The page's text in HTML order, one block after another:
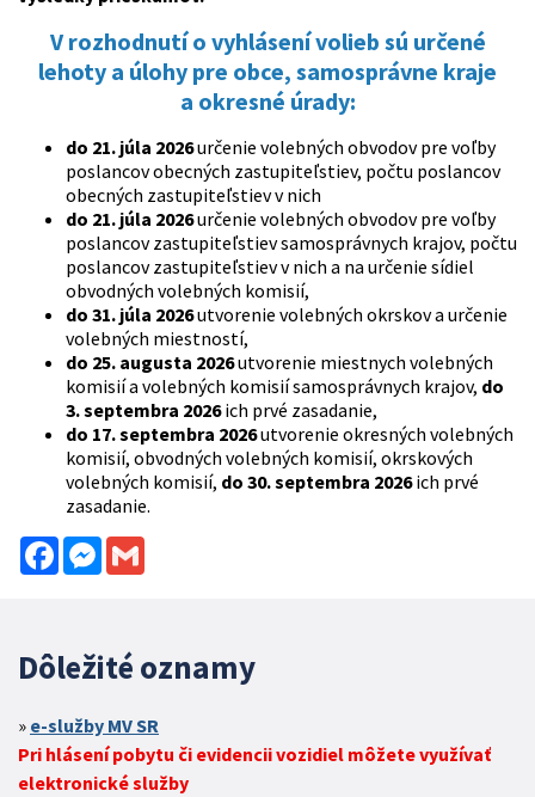
V rozhodnutí o vyhlásení volieb sú určené
lehoty a úlohy pre obce, samosprávne kraje
a okresné úrady:
do 21. júla 2026určenie volebných obvodov pre voľby
poslancov obecných zastupiteľstiev, počtu poslancov
obecných zastupiteľstiev v nich
do 21. júla 2026určenie volebných obvodov pre voľby
poslancov zastupiteľstiev samosprávnych krajov, počtu
poslancov zastupiteľstiev v nich a na určenie sídiel
obvodných volebných komisií,
do 31. júla 2026utvorenie volebných okrskov a určenie
volebných miestností,
do 25. augusta 2026utvorenie miestnych volebných
komisií a volebných komisií samosprávnych krajov, do
3. septembra 2026ich prvé zasadanie,
do 17. septembra 2026utvorenie okresných volebných
komisií, obvodných volebných komisií, okrskových
volebných komisií, do 30. septembra 2026ich prvé
zasadanie.
FacebookMessenger
Dôležité oznamy
e-služby MV SR
Pri hlásení pobytu či evidencii vozidiel môžete využívať
elektronické služby